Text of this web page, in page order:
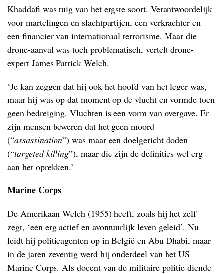
Khaddafi was tuig van het ergste soort. Verantwoordelijk
voor martelingen en slachtpartijen, een verkrachter en
een financier van internationaal terrorisme. Maar die
drone-aanval was toch problematisch, vertelt drone-
expert James Patrick Welch.
‘Je kan zeggen dat hij ook het hoofd van het leger was,
maar hij was op dat moment op de vlucht en vormde toen
geen bedreiging. Vluchten is een vorm van overgave. Er
zijn mensen beweren dat het geen moord
(“assassination”) was maar een doelgericht doden
(“targeted killing”), maar die zijn de definities wel erg
aan het oprekken.’
Marine Corps
De Amerikaan Welch (1955) heeft, zoals hij het zelf
zegt, ‘een erg actief en avontuurlijk leven geleid’. Nu
leidt hij politieagenten op in België en Abu Dhabi, maar
in de jaren zeventig werd hij onderdeel van het US
Marine Corps. Als docent van de militaire politie diende